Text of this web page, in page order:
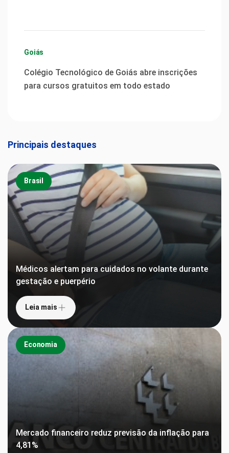
Goiás
Colégio Tecnológico de Goiás abre inscrições
para cursos gratuitos em todo estado
Principais destaques
Brasil
Médicos alertam para cuidados no volante durante
gestação e puerpério
Leia mais
Economia
Mercado financeiro reduz previsão da inflação para
4,81%